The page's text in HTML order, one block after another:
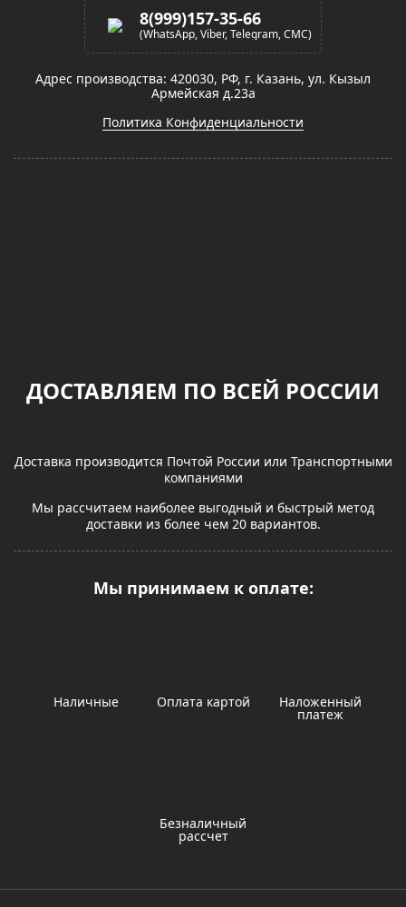
8(999)157-35-66
(WhatsApp, Viber, Telegram, СМС)
Адрес производства: 420030, РФ, г. Казань, ул. Кызыл
Армейская д.23а
Политика Конфиденциальности
ДОСТАВЛЯЕМ ПО ВСЕЙ РОССИИ
Доставка производится Почтой России или Транспортными
компаниями
Мы рассчитаем наиболее выгодный и быстрый метод
доставки из более чем 20 вариантов.
Мы принимаем к оплате:
Наличные Оплата картой Наложенный
платеж
Безналичный
рассчет